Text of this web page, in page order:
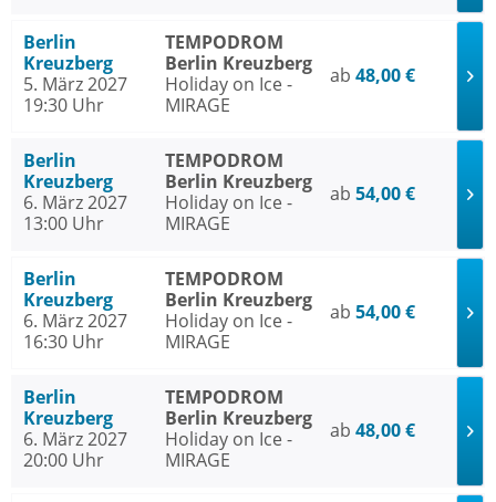
Berlin
Kreuzberg
5. März 2027
19:30 Uhr
TEMPODROM
Berlin Kreuzberg
Holiday on Ice -
MIRAGE
ab 48,00 €
Berlin
Kreuzberg
6. März 2027
13:00 Uhr
TEMPODROM
Berlin Kreuzberg
Holiday on Ice -
MIRAGE
ab 54,00 €
Berlin
Kreuzberg
6. März 2027
16:30 Uhr
TEMPODROM
Berlin Kreuzberg
Holiday on Ice -
MIRAGE
ab 54,00 €
Berlin
Kreuzberg
6. März 2027
20:00 Uhr
TEMPODROM
Berlin Kreuzberg
Holiday on Ice -
MIRAGE
ab 48,00 €